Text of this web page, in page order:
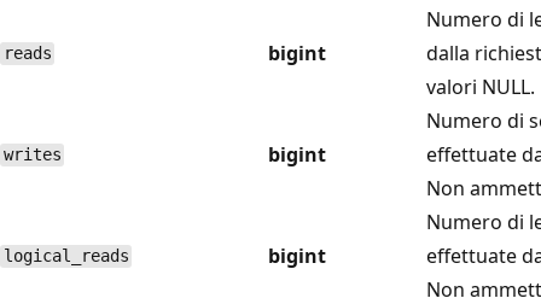
reads bigint
Numero di
dalla
valori NULL.
writes bigint
Numero di
effettuate
Non
logical_reads bigint
Numero di
effettuate
Non